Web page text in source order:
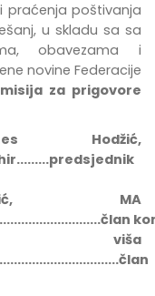
i praćenja poštivanja
šanj,u skladu sa sa
obavezama i
novine Federacije
za prigovore
Hodžić,
MA
viša